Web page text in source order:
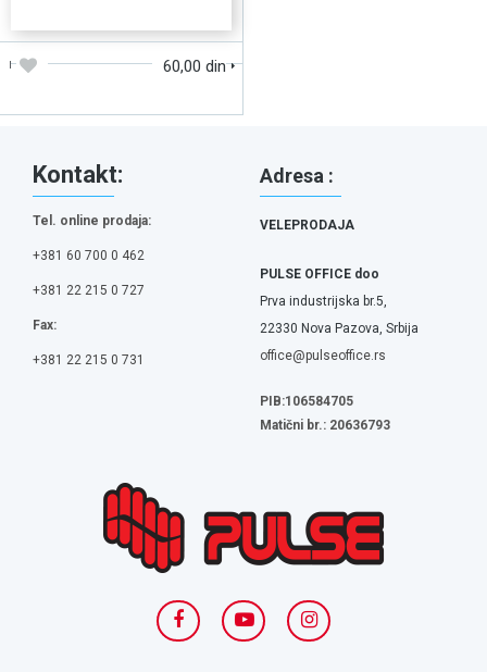
60,00 din
Kontakt:
Tel. online prodaja:
+381 60 700 0 462
+381 22 215 0 727
Fax:
+381 22 215 0 731
Adresa :
VELEPRODAJA
PULSE OFFICE doo
Prva industrijska br.5,
22330 Nova Pazova, Srbija
office@pulseoffice.rs
PIB:106584705
Matični br.: 20636793